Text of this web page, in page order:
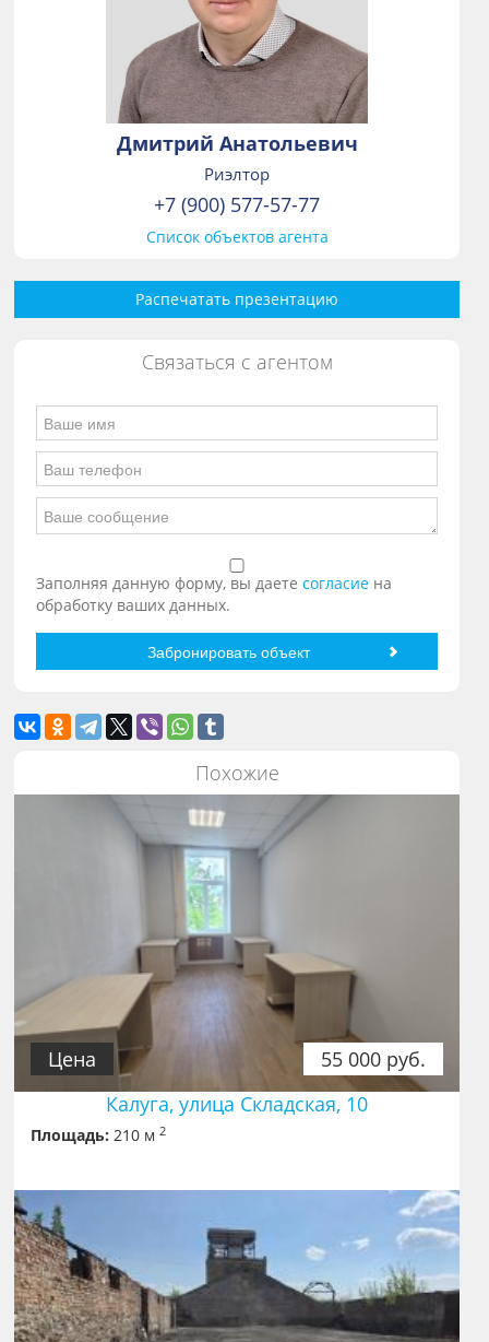
Дмитрий Анатольевич
Риэлтор
+7 (900) 577-57-77
Список объектов агента
Распечатать презентацию
Связаться с агентом
Заполняя данную форму, вы даетесогласие на
обработку ваших данных.
Похожие
55 000 руб.
Цена
Калуга, улица Складская, 10
Площадь: 210 м2